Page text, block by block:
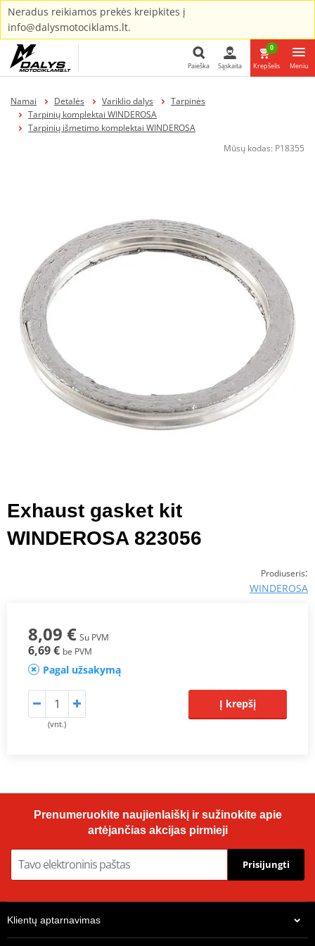
Neradus reikiamos prekės kreipkites į
info@dalysmotociklams.lt.
Paieška Sąskaita
0
Krepšelis Meniu
Namai Detalės Variklio dalys
Tarpinės
Tarpinių komplektai WINDEROSA
Tarpinių išmetimo komplektai WINDEROSA
Mūsų kodas: P18355
Exhaust gasket kit
WINDEROSA 823056
Prodiuseris:
WINDEROSA
8,09 € Su PVM
6,69 € be PVM
Pagal užsakymą
(vnt.)
Į krepšį
Prenumeruokite naujienlaiškį ir sužinokite apie
artėjančias akcijas pirmieji
Prisijungti
Klientų aptarnavimas